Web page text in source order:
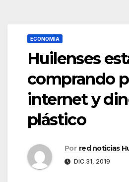
ECONOMÍA
Huilenses
comprando
internet y
plástico
Por red noticias
DIC 31, 2019